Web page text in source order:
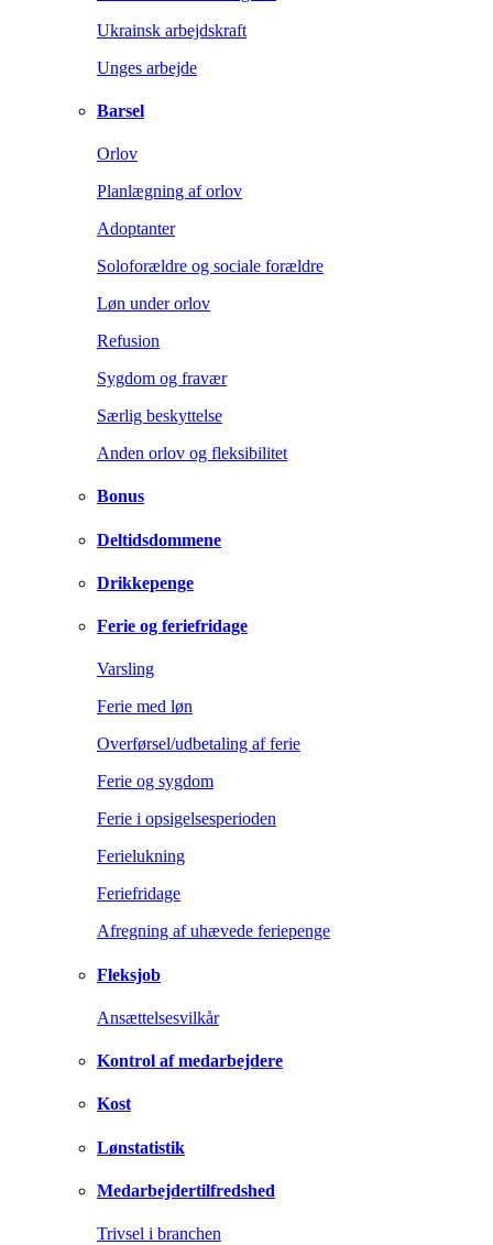
Ukrainsk arbejdskraft
Unges arbejde
Barsel
Orlov
Planlægning af orlov
Adoptanter
Soloforældre og sociale forældre
Løn under orlov
Refusion
Sygdom og fravær
Særlig beskyttelse
Anden orlov og fleksibilitet
Bonus
Deltidsdommene
Drikkepenge
Ferie og feriefridage
Varsling
Ferie med løn
Overførsel/udbetaling af ferie
Ferie og sygdom
Ferie i opsigelsesperioden
Ferielukning
Feriefridage
Afregning af uhævede feriepenge
Fleksjob
Ansættelsesvilkår
Kontrol af medarbejdere
Kost
Lønstatistik
Medarbejdertilfredshed
Trivsel i branchen